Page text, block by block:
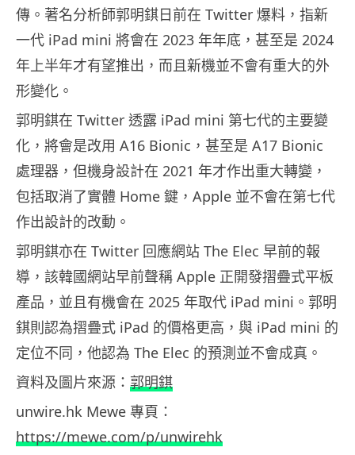
傳。著名分析師郭明錤日前在 Twitter 爆料，指新
一代 iPad mini 將會在 2023 年年底，甚至是 2024
年上半年才有望推出，而且新機並不會有重大的外
形變化。
郭明錤在 Twitter 透露 iPad mini 第七代的主要變
化，將會是改用 A16 Bionic，甚至是 A17 Bionic
處理器，但機身設計在 2021 年才作出重大轉變，
包括取消了實體 Home 鍵，Apple 並不會在第七代
作出設計的改動。
郭明錤亦在 Twitter 回應網站 The Elec 早前的報
導，該韓國網站早前聲稱 Apple 正開發摺疊式平板
產品，並且有機會在 2025 年取代 iPad mini。郭明
錤則認為摺疊式 iPad 的價格更高，與 iPad mini 的
定位不同，他認為 The Elec 的預測並不會成真。
資料及圖片來源： 郭明錤
unwire.hk Mewe 專頁：
https://mewe.com/p/unwirehk